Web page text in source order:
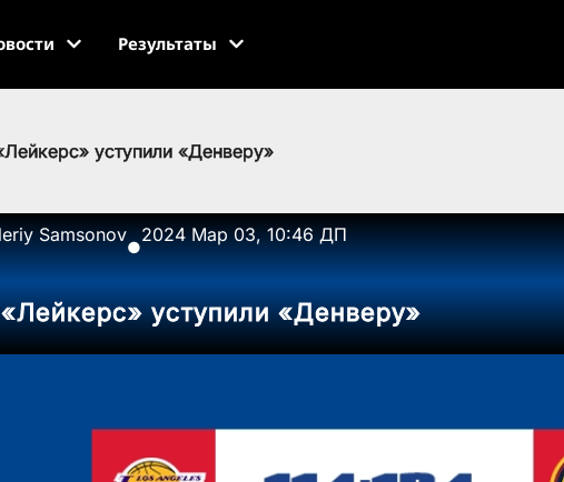
Результаты
уступили «Денверу»
Samsonov
●
2024 Мар 03, 10:46 ДП
уступили «Денверу»